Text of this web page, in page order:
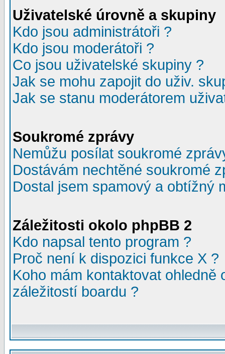
Uživatelské úrovně a skupiny
Kdo jsou administrátoři ?
Kdo jsou moderátoři ?
Co jsou uživatelské skupiny ?
Jak se mohu zapojit do uživ.
Jak se stanu moderátorem
Soukromé zprávy
Nemůžu posílat soukromé
Dostávám nechtěné soukromé
Dostal jsem spamový a obtížný
Záležitosti okolo phpBB 2
Kdo napsal tento program ?
Proč není k dispozici funkce X ?
Koho mám kontaktovat
záležitostí boardu ?